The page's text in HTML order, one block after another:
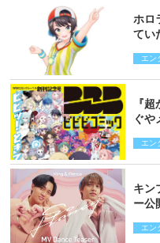
ホロ
てい
エン
『
ぐ
エン
キン
ー公
エン